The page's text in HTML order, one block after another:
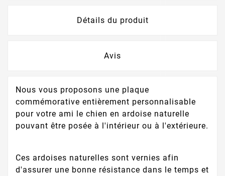
Détails du produit
Avis
Nous vous proposons une plaque
commémorative entièrement personnalisable
pour votre ami le chien en ardoise naturelle
pouvant être posée à l'intérieur ou à l'extérieure.
Ces ardoises naturelles sont vernies afin
d'assurer une bonne résistance dans le temps et